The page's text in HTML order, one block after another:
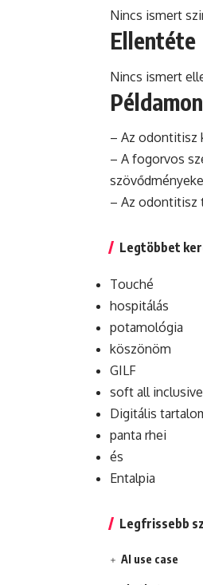
Nincs ismert
Ellentéte
Nincs ismert
– Az odontitisz
– A fogorvos
– Az odontitisz
Legtöbbet
Touché
hospitálás
potamológia
köszönöm
GILF
soft all inclusive
Digitális
panta rhei
és
Entalpia
Legfrissebb
AI use case